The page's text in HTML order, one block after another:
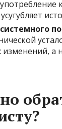
изменений, а